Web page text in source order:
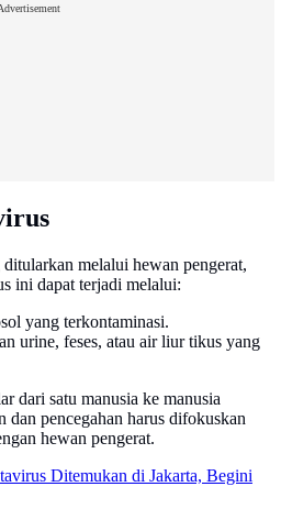
melalui hewan pengerat,
ini dapat terjadi melalui:
yang terkontaminasi.
urine, feses, atau air liur tikus yang
dari satu manusia ke manusia
dan pencegahan harus difokuskan
hewan pengerat.
Ditemukan di Jakarta, Begini